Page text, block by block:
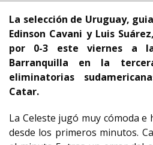
La selección de Uruguay,
Edinson Cavani y Luis
por 0-3 este viernes a
Barranquilla en la
eliminatorias
Catar.
La Celeste jugó muy cómoda
desde los primeros minutos.